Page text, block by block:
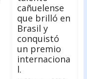
cañuelense
que brilló en
Brasil y
conquistó
un premio
internaciona
l.